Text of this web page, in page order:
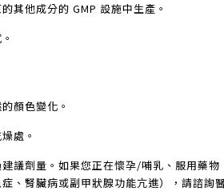
其他成分的 GMP 設施中生產。
顏色變化。
處。
議劑量。如果您正在懷孕/哺乳、服用藥
、腎臟病或副甲狀腺功能亢進），請諮詢